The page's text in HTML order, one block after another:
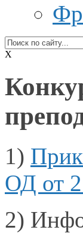
X
1)
ОД от
2)